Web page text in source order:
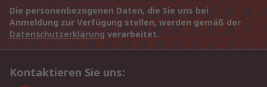
Die personenbezogenen Daten, die Sie uns bei
Anmeldung zur Verfügung stellen, werden gemäß der
Datenschutzerklärung verarbeitet.
Kontaktieren Sie uns: